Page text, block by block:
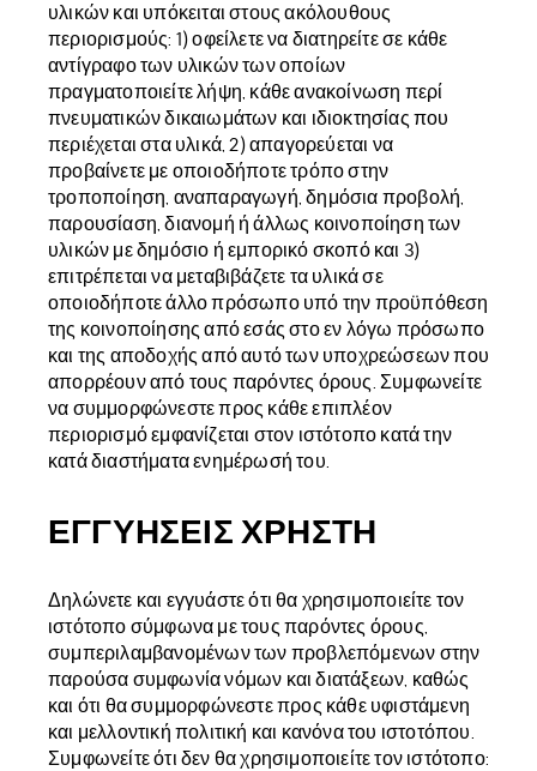
υλικών και υπόκειται στους ακόλουθους
περιορισμούς: 1) οφείλετε να διατηρείτε σε κάθε
αντίγραφο των υλικών των οποίων
πραγματοποιείτε λήψη, κάθε ανακοίνωση περί
πνευματικών δικαιωμάτων και ιδιοκτησίας που
περιέχεται στα υλικά, 2) απαγορεύεται να
προβαίνετε με οποιοδήποτε τρόπο στην
τροποποίηση, αναπαραγωγή, δημόσια προβολή,
παρουσίαση, διανομή ή άλλως κοινοποίηση των
υλικών με δημόσιο ή εμπορικό σκοπό και 3)
επιτρέπεται να μεταβιβάζετε τα υλικά σε
οποιοδήποτε άλλο πρόσωπο υπό την προϋπόθεση
της κοινοποίησης από εσάς στο εν λόγω πρόσωπο
και της αποδοχής από αυτό των υποχρεώσεων που
απορρέουν από τους παρόντες όρους. Συμφωνείτε
να συμμορφώνεστε προς κάθε επιπλέον
περιορισμό εμφανίζεται στον ιστότοπο κατά την
κατά διαστήματα ενημέρωσή του.
ΕΓΓΥΉΣΕΙΣ ΧΡΉΣΤΗ
Δηλώνετε και εγγυάστε ότι θα χρησιμοποιείτε τον
ιστότοπο σύμφωνα με τους παρόντες όρους,
συμπεριλαμβανομένων των προβλεπόμενων στην
παρούσα συμφωνία νόμων και διατάξεων, καθώς
και ότι θα συμμορφώνεστε προς κάθε υφιστάμενη
και μελλοντική πολιτική και κανόνα του ιστοτόπου.
Συμφωνείτε ότι δεν θα χρησιμοποιείτε τον ιστότοπο: